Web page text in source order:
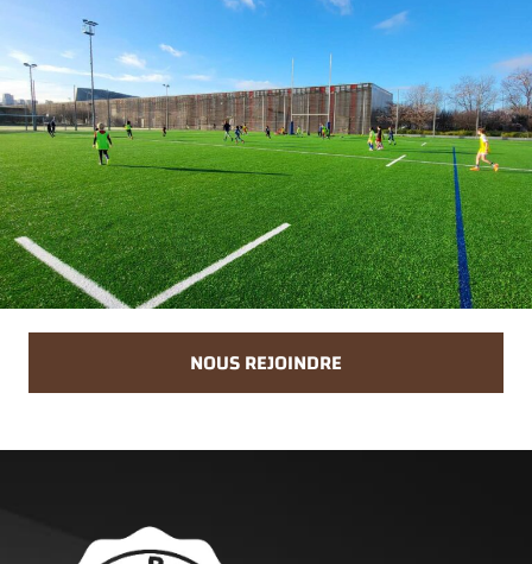
NOUS REJOINDRE